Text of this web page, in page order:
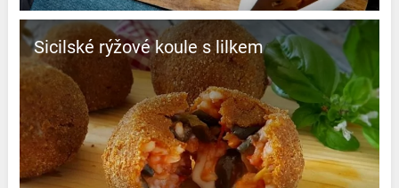
Sicilské rýžové koule s lilkem